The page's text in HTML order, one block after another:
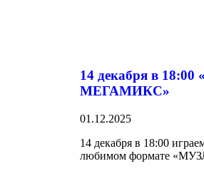
14 декабря в
МЕГАМИКС»
01.12.2025
14 декабря в 18:00
любимом формате